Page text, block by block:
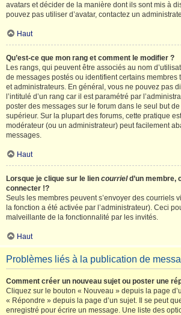
avatars et décider de la manière dont ils sont mis à
pouvez pas utiliser d’avatar, contactez un
Haut
Qu’est-ce que mon rang et comment le modifier ?
Les rangs, qui peuvent être associés au nom
de messages postés ou identifient certains membres
et administrateurs. En général, vous ne pouvez pas
l’intitulé d’un rang car il est paramétré par
poster des messages sur le forum dans le seul but
supérieur. Sur la plupart des forums, cette pratique
modérateur (ou un administrateur) peut facilement
messages.
Haut
Lorsque je clique sur le lien courrield’un membre,
connecter !?
Seuls les membres peuvent s’envoyer des courriels
la fonction a été activée par l’administrateur). Ceci
malveillante de la fonctionnalité par les invités.
Haut
Problèmes liés à la publication de
Comment créer un nouveau sujet ou poster une
Cliquez sur le bouton « Nouveau » depuis la page
« Répondre » depuis la page d’un sujet. Il se peut
enregistré pour écrire un message. Une liste des